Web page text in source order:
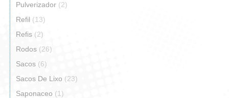
Pulverizador (2)
Refil (13)
Refis (2)
Rodos (26)
Sacos (6)
Sacos De Lixo (23)
Saponaceo (1)